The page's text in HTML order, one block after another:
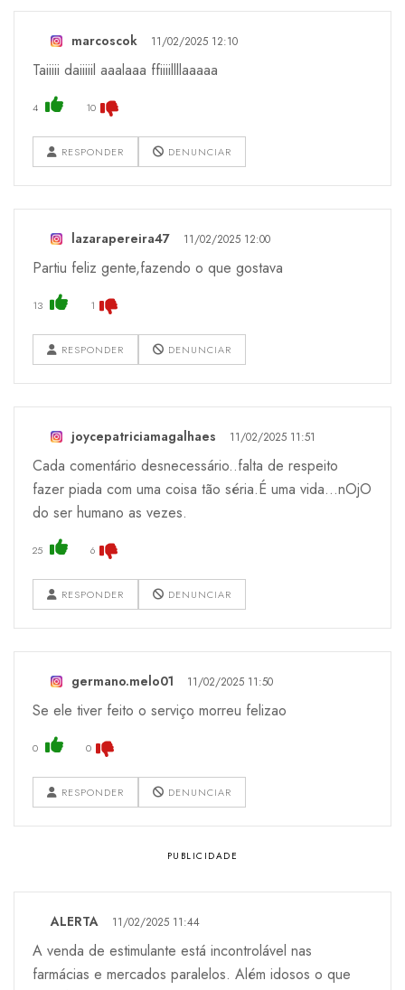
marcoscok 11/02/2025 12:10
Taiiiii daiiiiil aaalaaa ffiiiillllaaaaa
4 10
RESPONDER DENUNCIAR
lazarapereira47 11/02/2025 12:00
Partiu feliz gente,fazendo o que gostava
13 1
RESPONDER DENUNCIAR
joycepatriciamagalhaes 11/02/2025 11:51
Cada comentário desnecessário..falta de respeito
fazer piada com uma coisa tão séria.É uma vida...nOjO
do ser humano as vezes.
25 6
RESPONDER DENUNCIAR
germano.melo01 11/02/2025 11:50
Se ele tiver feito o serviço morreu felizao
0 0
RESPONDER DENUNCIAR
ALERTA 11/02/2025 11:44
A venda de estimulante está incontrolável nas
farmácias e mercados paralelos. Além idosos o que